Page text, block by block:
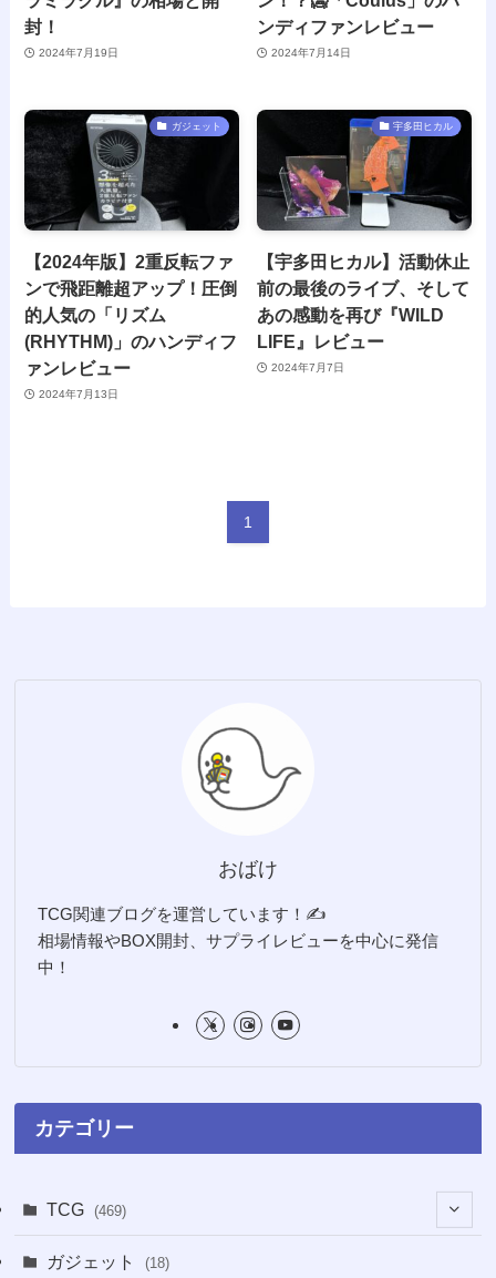
封！
2024年7月19日
ンディファンレビュー
2024年7月14日
ガジェット
【2024年版】2重反転ファ
ンで飛距離超アップ！圧倒
的人気の「リズム
(RHYTHM)」のハンディフ
ァンレビュー
2024年7月13日
宇多田ヒカル
【宇多田ヒカル】活動休止
前の最後のライブ、そして
あの感動を再び『WILD
LIFE』レビュー
2024年7月7日
1
おばけ
TCG関連ブログを運営しています！✍️
相場情報やBOX開封、サプライレビューを中心に発信
中！
カテゴリー
TCG (469)
(16)
ガジェット (18)